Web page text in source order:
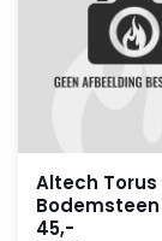
Altech Torus
Bodemsteen
45,-